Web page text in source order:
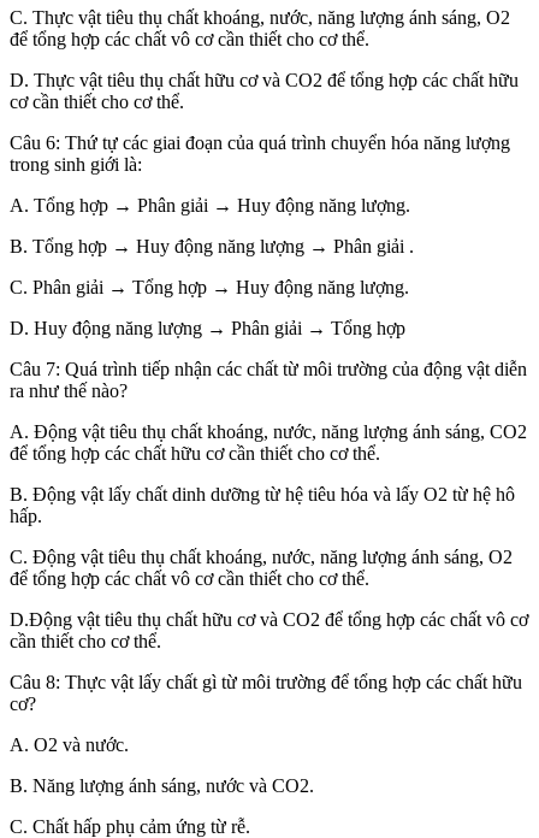
C. Thực vật tiêu thụ chất khoáng, nước, năng lượng ánh sáng, O2
để tổng hợp các chất vô cơ cần thiết cho cơ thể.
D. Thực vật tiêu thụ chất hữu cơ và CO2 để tổng hợp các chất hữu
cơ cần thiết cho cơ thể.
Câu 6: Thứ tự các giai đoạn của quá trình chuyển hóa năng lượng
trong sinh giới là:
A. Tổng hợp → Phân giải → Huy động năng lượng.
B. Tổng hợp → Huy động năng lượng → Phân giải .
C. Phân giải → Tổng hợp → Huy động năng lượng.
D. Huy động năng lượng → Phân giải → Tổng hợp
Câu 7: Quá trình tiếp nhận các chất từ môi trường của động vật diễn
ra như thế nào?
A. Động vật tiêu thụ chất khoáng, nước, năng lượng ánh sáng, CO2
để tổng hợp các chất hữu cơ cần thiết cho cơ thể.
B. Động vật lấy chất dinh dưỡng từ hệ tiêu hóa và lấy O2 từ hệ hô
hấp.
C. Động vật tiêu thụ chất khoáng, nước, năng lượng ánh sáng, O2
để tổng hợp các chất vô cơ cần thiết cho cơ thể.
D.Động vật tiêu thụ chất hữu cơ và CO2 để tổng hợp các chất vô cơ
cần thiết cho cơ thể.
Câu 8: Thực vật lấy chất gì từ môi trường để tổng hợp các chất hữu
cơ?
A. O2 và nước.
B. Năng lượng ánh sáng, nước và CO2.
C. Chất hấp phụ cảm ứng từ rễ.